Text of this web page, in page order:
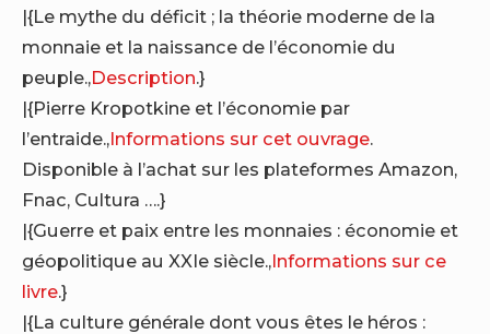
|{Le mythe du déficit ; la théorie moderne de la
monnaie et la naissance de l’économie du
peuple.,Description.}
|{Pierre Kropotkine et l’économie par
l’entraide.,Informations sur cet ouvrage.
Disponible à l’achat sur les plateformes Amazon,
Fnac, Cultura ….}
|{Guerre et paix entre les monnaies : économie et
géopolitique au XXIe siècle.,Informations sur ce
livre.}
|{La culture générale dont vous êtes le héros :